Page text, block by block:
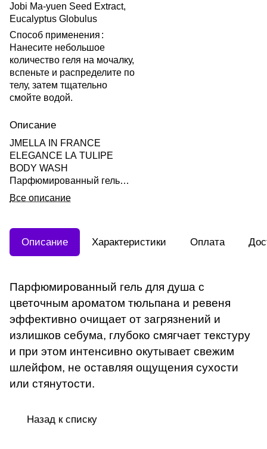
Jobi Ma-yuen Seed Extract,
Eucalyptus Globulus
Способ применения :
Нанесите небольшое
количество геля на мочалку,
вспеньте и распределите по
телу, затем тщательно
смойте водой.
Описание
JMELLA IN FRANCE
ELEGANCE LA TULIPE
BODY WASH
Парфюмированный гель
для душа "Свежий цветок"
500мл
Все описание
Описание Характеристики Оплата
Парфюмированный гель для душа с
цветочным ароматом тюльпана и ревеня
эффективно очищает от загрязнений и
излишков себума, глубоко смягчает текстуру
и при этом интенсивно окутывает свежим
шлейфом, не оставляя ощущения сухости
или стянутости.
Назад к списку